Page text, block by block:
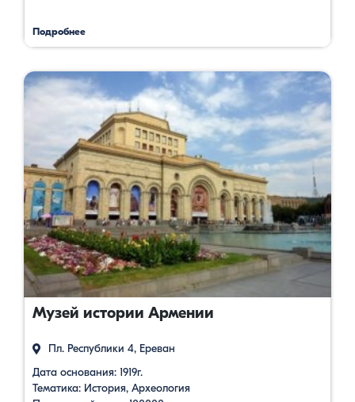
Подробнее
Музей истории Армении
Пл. Республики 4, Ереван
Дата основания: 1919г.
Тематика: История, Археология